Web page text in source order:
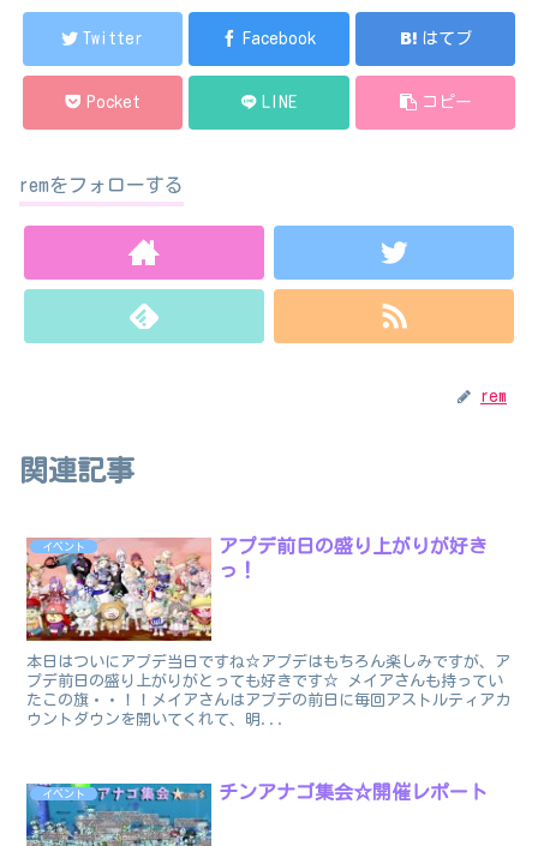
Twitter Facebook はてブ
Pocket LINE コピー
remをフォローする
rem
関連記事
イベント
アプデ前日の盛り上がりが好き
っ！
本日はついにアプデ当日ですね☆アプデはもちろん楽しみですが、ア
プデ前日の盛り上がりがとっても好きです☆ メイアさんも持ってい
たこの旗・・！！メイアさんはアプデの前日に毎回アストルティアカ
ウントダウンを開いてくれて、明...
イベント チンアナゴ集会☆開催レポート